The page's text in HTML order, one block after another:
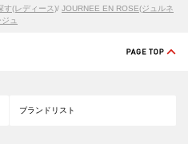
す(レディース)/ JOURNEE EN ROSE(ジュルネ
ュ
ブランドリスト